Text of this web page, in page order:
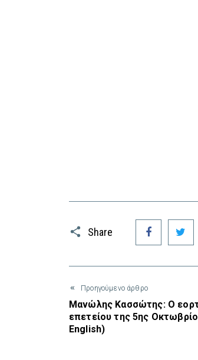
Share
Facebook
Προηγούμενο άρθρο
Μανώλης Κασσώτης: Ο
επετείου της 5ης
English)